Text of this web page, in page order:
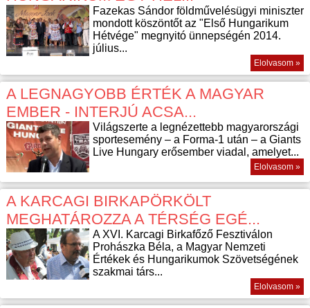
Fazekas Sándor földművelésügyi miniszter
mondott köszöntőt az "Első Hungarikum
Hétvége" megnyitó ünnepségén 2014.
július...
Elolvasom »
A LEGNAGYOBB ÉRTÉK A MAGYAR
EMBER - INTERJÚ ACSA...
Világszerte a legnézettebb magyarországi
sportesemény – a Forma-1 után – a Giants
Live Hungary erősember viadal, amelyet...
Elolvasom »
A KARCAGI BIRKAPÖRKÖLT
MEGHATÁROZZA A TÉRSÉG EGÉ...
A XVI. Karcagi Birkafőző Fesztiválon
Prohászka Béla, a Magyar Nemzeti
Értékek és Hungarikumok Szövetségének
szakmai társ...
Elolvasom »